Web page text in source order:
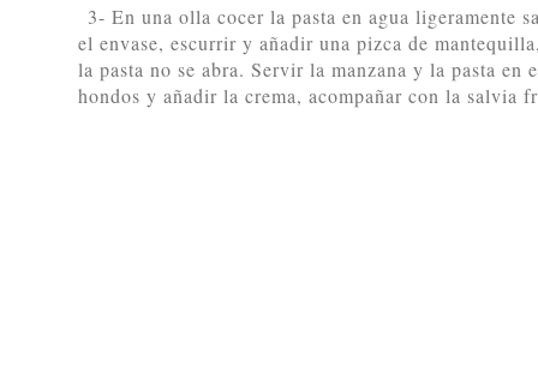
3- En una olla cocer la pasta en agua ligeramente
el envase, escurrir y añadir una pizca de
la pasta no se abra. Servir la manzana y la pasta en
hondos y añadir la crema, acompañar con la salvia